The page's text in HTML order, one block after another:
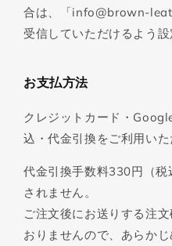
合は、「info@brown-
受信していただけるよう設
お支払方法
クレジットカード・
込・代金引換をご利用いた
代金引換手数料330円（
されません。
ご注文後にお送りする注
おりませんので、あらかじ